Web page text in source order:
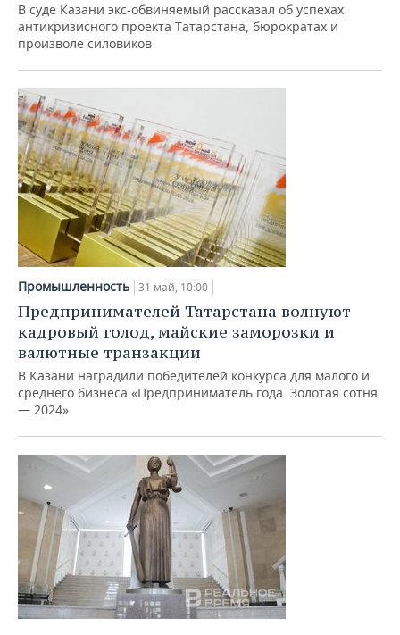
В суде Казани экс-обвиняемый рассказал об успехах
антикризисного проекта Татарстана, бюрократах и
произволе силовиков
Промышленность 31 май, 10:00
Предпринимателей Татарстана волнуют
кадровый голод, майские заморозки и
валютные транзакции
В Казани наградили победителей конкурса для малого и
среднего бизнеса «Предприниматель года. Золотая сотня
— 2024»